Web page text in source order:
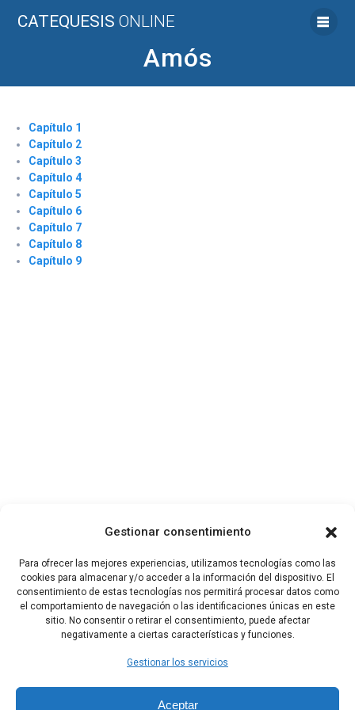
Gestionar consentimiento
Para ofrecer las mejores experiencias, utilizamos tecnologías como las
cookies para almacenar y/o acceder a la información del dispositivo. El
consentimiento de estas tecnologías nos permitirá procesar datos como
el comportamiento de navegación o las identificaciones únicas en este
sitio. No consentir o retirar el consentimiento, puede afectar
negativamente a ciertas características y funciones.
Gestionar los servicios
Aceptar
CATEQUESIS ONLINE
Amós
Capítulo 1
Capítulo 2
Capítulo 3
Capítulo 4
Capítulo 5
Capítulo 6
Capítulo 7
Capítulo 8
Capítulo 9